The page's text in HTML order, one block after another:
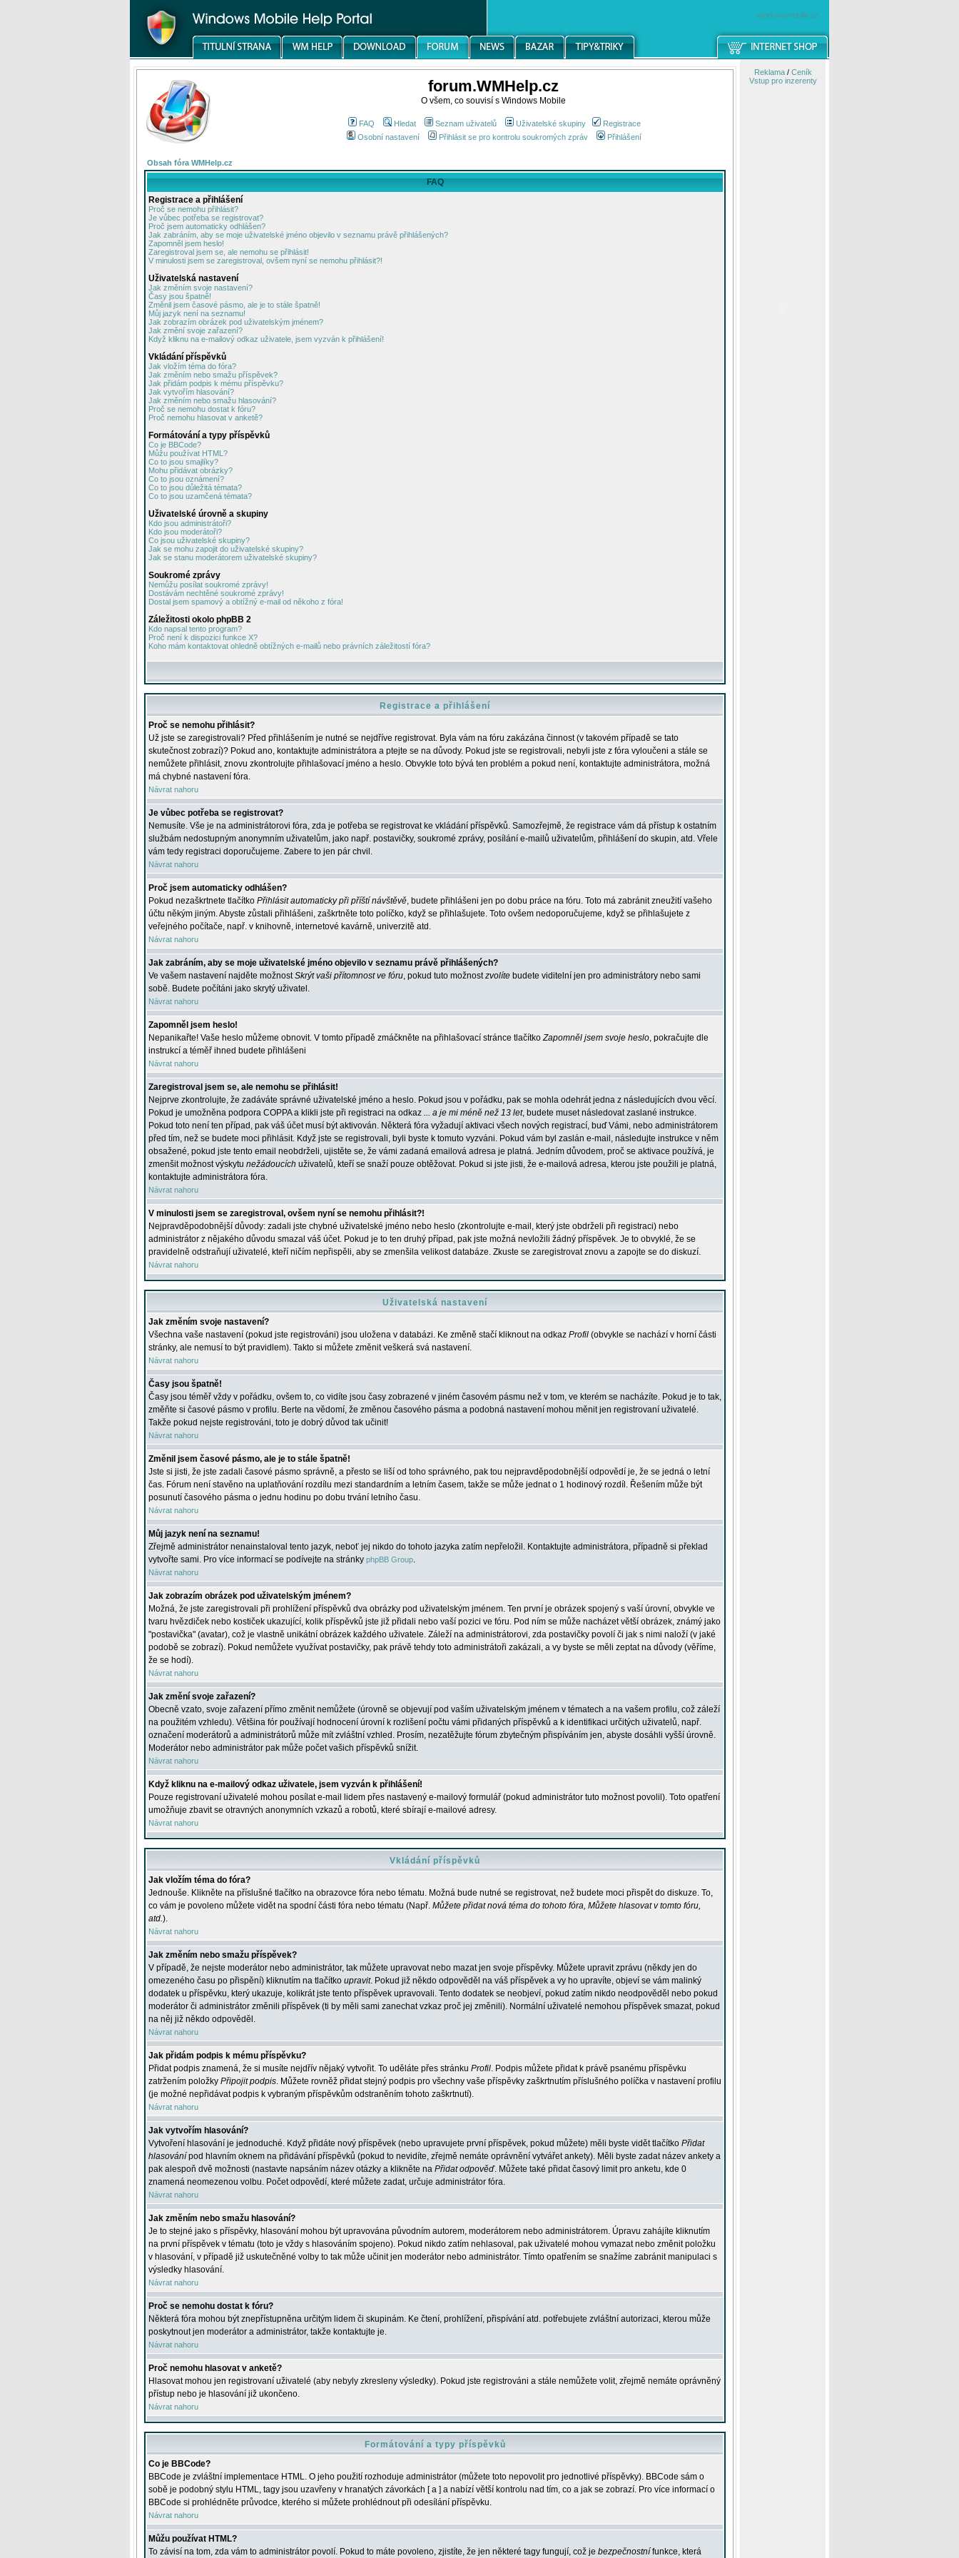
windowsmobile.cz
forum.WMHelp.cz
O všem, co souvisí s Windows Mobile
FAQ Hledat Seznam uživatelů Uživatelské skupiny
Registrace
Osobní nastavení
Přihlásit se pro kontrolu soukromých zpráv Přihlášení
Obsah fóra WMHelp.cz
FAQ
Registrace a přihlášení
Proč se nemohu přihlásit?
Je vůbec potřeba se registrovat?
Proč jsem automaticky odhlášen?
Jak zabráním, aby se moje uživatelské jméno objevilo v seznamu právě přihlášených?
Zapomněl jsem heslo!
Zaregistroval jsem se, ale nemohu se přihlásit!
V minulosti jsem se zaregistroval, ovšem nyní se nemohu přihlásit?!
Uživatelská nastavení
Jak změním svoje nastavení?
Časy jsou špatně!
Změnil jsem časové pásmo, ale je to stále špatně!
Můj jazyk není na seznamu!
Jak zobrazím obrázek pod uživatelským jménem?
Jak změní svoje zařazení?
Když kliknu na e-mailový odkaz uživatele, jsem vyzván k přihlášení!
Vkládání příspěvků
Jak vložím téma do fóra?
Jak změním nebo smažu příspěvek?
Jak přidám podpis k mému příspěvku?
Jak vytvořím hlasování?
Jak změním nebo smažu hlasování?
Proč se nemohu dostat k fóru?
Proč nemohu hlasovat v anketě?
Formátování a typy příspěvků
Co je BBCode?
Můžu používat HTML?
Co to jsou smajlíky?
Mohu přidávat obrázky?
Co to jsou oznámení?
Co to jsou důležitá témata?
Co to jsou uzamčená témata?
Uživatelské úrovně a skupiny
Kdo jsou administrátoři?
Kdo jsou moderátoři?
Co jsou uživatelské skupiny?
Jak se mohu zapojit do uživatelské skupiny?
Jak se stanu moderátorem uživatelské skupiny?
Soukromé zprávy
Nemůžu posílat soukromé zprávy!
Dostávám nechtěné soukromé zprávy!
Dostal jsem spamový a obtížný e-mail od někoho z fóra!
Záležitosti okolo phpBB 2
Kdo napsal tento program?
Proč není k dispozici funkce X?
Koho mám kontaktovat ohledně obtížných e-mailů nebo právních záležitostí fóra?
Registrace a přihlášení
Proč se nemohu přihlásit?
Už jste se zaregistrovali? Před přihlášením je nutné se nejdříve registrovat. Byla vám na fóru zakázána činnost (v takovém případě se tato
skutečnost zobrazí)? Pokud ano, kontaktujte administrátora a ptejte se na důvody. Pokud jste se registrovali, nebyli jste z fóra vyloučeni a stále se
nemůžete přihlásit, znovu zkontrolujte přihlašovací jméno a heslo. Obvykle toto bývá ten problém a pokud není, kontaktujte administrátora, možná
má chybné nastavení fóra.
Návrat nahoru
Je vůbec potřeba se registrovat?
Nemusíte. Vše je na administrátorovi fóra, zda je potřeba se registrovat ke vkládání příspěvků. Samozřejmě, že registrace vám dá přístup k ostatním
službám nedostupným anonymním uživatelům, jako např. postavičky, soukromé zprávy, posílání e-mailů uživatelům, přihlášení do skupin, atd. Vřele
vám tedy registraci doporučujeme. Zabere to jen pár chvil.
Návrat nahoru
Proč jsem automaticky odhlášen?
Pokud nezaškrtnete tlačítko Přihlásit automaticky při příští návštěvě, budete přihlášeni jen po dobu práce na fóru. Toto má zabránit zneužití vašeho
účtu někým jiným. Abyste zůstali přihlášeni, zaškrtněte toto políčko, když se přihlašujete. Toto ovšem nedoporučujeme, když se přihlašujete z
veřejného počítače, např. v knihovně, internetové kavárně, univerzitě atd.
Návrat nahoru
Jak zabráním, aby se moje uživatelské jméno objevilo v seznamu právě přihlášených?
Ve vašem nastavení najděte možnostSkrýt vaši přítomnost ve fóru, pokud tuto možnostzvolíte budete viditelní jen pro administrátory nebo sami
sobě. Budete počítáni jako skrytý uživatel.
Návrat nahoru
Zapomněl jsem heslo!
Nepanikařte! Vaše heslo můžeme obnovit. V tomto případě zmáčkněte na přihlašovací stránce tlačítkoZapomněl jsem svoje heslo, pokračujte dle
instrukcí a téměř ihned budete přihlášeni
Návrat nahoru
Zaregistroval jsem se, ale nemohu se přihlásit!
Nejprve zkontrolujte, že zadáváte správné uživatelské jméno a heslo. Pokud jsou v pořádku, pak se mohla odehrát jedna z následujících dvou věcí.
Pokud je umožněna podpora COPPA a klikli jste při registraci na odkaz ... a je mi méně než 13 let, budete muset následovat zaslané instrukce.
Pokud toto není ten případ, pak váš účet musí být aktivován. Některá fóra vyžadují aktivaci všech nových registrací, buď Vámi, nebo administrátorem
před tím, než se budete moci přihlásit. Když jste se registrovali, byli byste k tomuto vyzváni. Pokud vám byl zaslán e-mail, následujte instrukce v něm
obsažené, pokud jste tento email neobdrželi, ujistěte se, že vámi zadaná emailová adresa je platná. Jedním důvodem, proč se aktivace používá, je
zmenšit možnost výskytu nežádoucích uživatelů, kteří se snaží pouze obtěžovat. Pokud si jste jisti, že e-mailová adresa, kterou jste použili je platná,
kontaktujte administrátora fóra.
Návrat nahoru
V minulosti jsem se zaregistroval, ovšem nyní se nemohu přihlásit?!
Nejpravděpodobnější důvody: zadali jste chybné uživatelské jméno nebo heslo (zkontrolujte e-mail, který jste obdrželi při registraci) nebo
administrátor z nějakého důvodu smazal váš účet. Pokud je to ten druhý případ, pak jste možná nevložili žádný příspěvek. Je to obvyklé, že se
pravidelně odstraňují uživatelé, kteří ničím nepřispěli, aby se zmenšila velikost databáze. Zkuste se zaregistrovat znovu a zapojte se do diskuzí.
Návrat nahoru
Uživatelská nastavení
Jak změním svoje nastavení?
Všechna vaše nastavení (pokud jste registrováni) jsou uložena v databázi. Ke změně stačí kliknout na odkaz Profil (obvykle se nachází v horní části
stránky, ale nemusí to být pravidlem). Takto si můžete změnit veškerá svá nastavení.
Návrat nahoru
Časy jsou špatně!
Časy jsou téměř vždy v pořádku, ovšem to, co vidíte jsou časy zobrazené v jiném časovém pásmu než v tom, ve kterém se nacházíte. Pokud je to tak,
změňte si časové pásmo v profilu. Berte na vědomí, že změnou časového pásma a podobná nastavení mohou měnit jen registrovaní uživatelé.
Takže pokud nejste registrováni, toto je dobrý důvod tak učinit!
Návrat nahoru
Změnil jsem časové pásmo, ale je to stále špatně!
Jste si jisti, že jste zadali časové pásmo správně, a přesto se liší od toho správného, pak tou nejpravděpodobnější odpovědí je, že se jedná o letní
čas. Fórum není stavěno na uplatňování rozdílu mezi standardním a letním časem, takže se může jednat o 1 hodinový rozdíl. Řešením může být
posunutí časového pásma o jednu hodinu po dobu trvání letního času.
Návrat nahoru
Můj jazyk není na seznamu!
Zřejmě administrátor nenainstaloval tento jazyk, neboť jej nikdo do tohoto jazyka zatím nepřeložil. Kontaktujte administrátora, případně si překlad
vytvořte sami. Pro více informací se podívejte na stránky phpBB Group.
Návrat nahoru
Jak zobrazím obrázek pod uživatelským jménem?
Možná, že jste zaregistrovali při prohlížení příspěvků dva obrázky pod uživatelským jménem. Ten první je obrázek spojený s vaší úrovní, obvykle ve
tvaru hvězdiček nebo kostiček ukazující, kolik příspěvků jste již přidali nebo vaší pozici ve fóru. Pod ním se může nacházet větší obrázek, známý jako
"postavička" (avatar), což je vlastně unikátní obrázek každého uživatele. Záleží na administrátorovi, zda postavičky povolí či jak s nimi naloží (v jaké
podobě se zobrazí). Pokud nemůžete využívat postavičky, pak právě tehdy toto administrátoři zakázali, a vy byste se měli zeptat na důvody (věříme,
že se hodí).
Návrat nahoru
Jak změní svoje zařazení?
Obecně vzato, svoje zařazení přímo změnit nemůžete (úrovně se objevují pod vaším uživatelským jménem v tématech a na vašem profilu, což záleží
na použitém vzhledu). Většina fór používají hodnocení úrovní k rozlišení počtu vámi přidaných příspěvků a k identifikaci určitých uživatelů, např.
označení moderátorů a administrátorů může mít zvláštní vzhled. Prosím, nezatěžujte fórum zbytečným přispíváním jen, abyste dosáhli vyšší úrovně.
Moderátor nebo administrátor pak může počet vašich příspěvků snížit.
Návrat nahoru
Když kliknu na e-mailový odkaz uživatele, jsem vyzván k přihlášení!
Pouze registrovaní uživatelé mohou posílat e-mail lidem přes nastavený e-mailový formulář (pokud administrátor tuto možnost povolil). Toto opatření
umožňuje zbavit se otravných anonymních vzkazů a robotů, které sbírají e-mailové adresy.
Návrat nahoru
Vkládání příspěvků
Jak vložím téma do fóra?
Jednouše. Klikněte na příslušné tlačítko na obrazovce fóra nebo tématu. Možná bude nutné se registrovat, než budete moci přispět do diskuze. To,
co vám je povoleno můžete vidět na spodní části fóra nebo tématu (Např. Můžete přidat nová téma do tohoto fóra, Můžete hlasovat v tomto fóru,
atd.).
Návrat nahoru
Jak změním nebo smažu příspěvek?
V případě, že nejste moderátor nebo administrátor, tak můžete upravovat nebo mazat jen svoje příspěvky. Můžete upravit zprávu (někdy jen do
omezeného času po přispění) kliknutím na tlačítko upravit. Pokud již někdo odpověděl na váš příspěvek a vy ho upravíte, objeví se vám malinký
dodatek u příspěvku, který ukazuje, kolikrát jste tento příspěvek upravovali. Tento dodatek se neobjeví, pokud zatím nikdo neodpověděl nebo pokud
moderátor či administrátor změnili příspěvek (ti by měli sami zanechat vzkaz proč jej změnili). Normální uživatelé nemohou příspěvek smazat, pokud
na něj již někdo odpověděl.
Návrat nahoru
Jak přidám podpis k mému příspěvku?
Přidat podpis znamená, že si musíte nejdřív nějaký vytvořit. To uděláte přes stránku Profil. Podpis můžete přidat k právě psanému příspěvku
zatržením položky Připojit podpis. Můžete rovněž přidat stejný podpis pro všechny vaše příspěvky zaškrtnutím příslušného políčka v nastavení profilu
(je možné nepřidávat podpis k vybraným příspěvkům odstraněním tohoto zaškrtnutí).
Návrat nahoru
Jak vytvořím hlasování?
Vytvoření hlasování je jednoduché. Když přidáte nový příspěvek (nebo upravujete první příspěvek, pokud můžete) měli byste vidět tlačítko Přidat
hlasování pod hlavním oknem na přidávání příspěvků (pokud to nevidíte, zřejmě nemáte oprávnění vytvářet ankety). Měli byste zadat název ankety a
pak alespoň dvě možnosti (nastavte napsáním název otázky a klikněte na Přidat odpověď. Můžete také přidat časový limit pro anketu, kde 0
znamená neomezenou volbu. Počet odpovědí, které můžete zadat, určuje administrátor fóra.
Návrat nahoru
Jak změním nebo smažu hlasování?
Je to stejné jako s příspěvky, hlasování mohou být upravována původním autorem, moderátorem nebo administrátorem. Úpravu zahájíte kliknutím
na první příspěvek v tématu (toto je vždy s hlasováním spojeno). Pokud nikdo zatím nehlasoval, pak uživatelé mohou vymazat nebo změnit položku
v hlasování, v případě již uskutečněné volby to tak může učinit jen moderátor nebo administrátor. Tímto opatřením se snažíme zabránit manipulaci s
výsledky hlasování.
Návrat nahoru
Proč se nemohu dostat k fóru?
Některá fóra mohou být znepřístupněna určitým lidem či skupinám. Ke čtení, prohlížení, přispívání atd. potřebujete zvláštní autorizaci, kterou může
poskytnout jen moderátor a administrátor, takže kontaktujte je.
Návrat nahoru
Proč nemohu hlasovat v anketě?
Hlasovat mohou jen registrovaní uživatelé (aby nebyly zkresleny výsledky). Pokud jste registrováni a stále nemůžete volit, zřejmě nemáte oprávněný
přístup nebo je hlasování již ukončeno.
Návrat nahoru
Formátování a typy příspěvků
Co je BBCode?
BBCode je zvláštní implementace HTML. O jeho použití rozhoduje administrátor (můžete toto nepovolit pro jednotlivé příspěvky). BBCode sám o
sobě je podobný stylu HTML, tagy jsou uzavřeny v hranatých závorkách [ a ] a nabízí větší kontrolu nad tím, co a jak se zobrazí. Pro více informací o
BBCode si prohlédněte průvodce, kterého si můžete prohlédnout při odesílání příspěvku.
Návrat nahoru
Můžu používat HTML?
To závisí na tom, zda vám to administrátor povolí. Pokud to máte povoleno, zjistíte, že jen některé tagy fungují, což je bezpečnostní funkce, která
Reklama/ Ceník
Vstup pro inzerenty